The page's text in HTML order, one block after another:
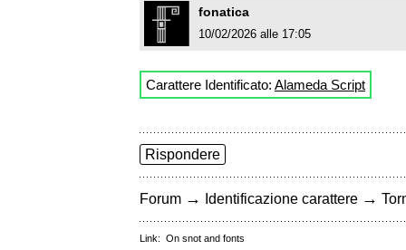
fonatica
10/02/2026 alle 17:05
Carattere Identificato: Alameda Script
Rispondere
Forum → Identificazione carattere →
Link: On snot and fonts